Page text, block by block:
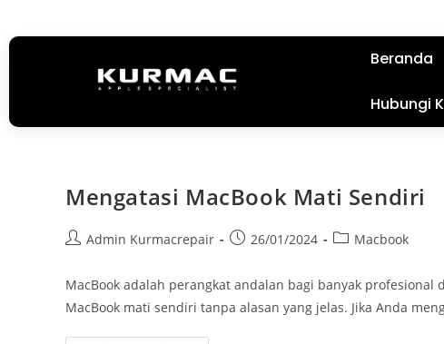
Beranda
Hubungi
Mengatasi MacBook Mati Sendiri
Admin Kurmacrepair 26/01/2024 Macbook
MacBook adalah perangkat andalan bagi banyak
MacBook mati sendiri tanpa alasan yang jelas. Jika Anda